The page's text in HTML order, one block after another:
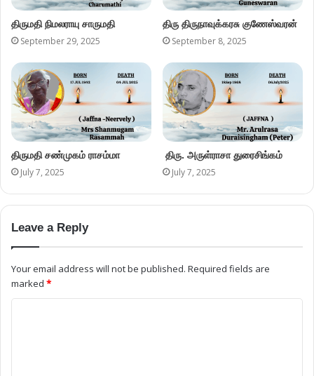
திருமதி நிமலராயு சாருமதி
September 29, 2025
திரு திருநாவுக்கரசு குணேஸ்வரன்
September 8, 2025
திருமதி சண்முகம் ராசம்மா
July 7, 2025
திரு. அருள்ராசா துரைசிங்கம்
July 7, 2025
Leave a Reply
Your email address will not be published. Required fields are
marked *